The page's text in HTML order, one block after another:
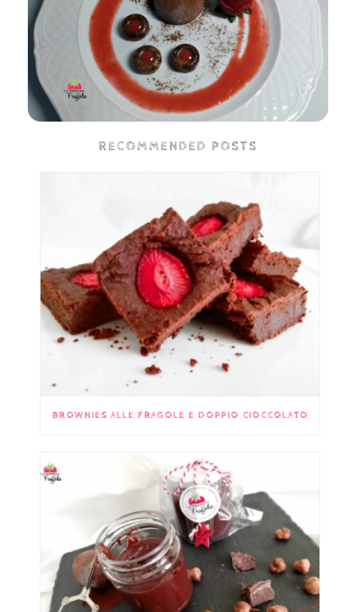
RECOMMENDED POSTS
BROWNIES ALLE FRAGOLE E DOPPIO CIOCCOLATO